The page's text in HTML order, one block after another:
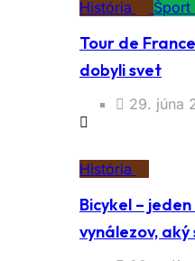
História Šport
Tour de
dobyli svet
29. júna
História
Bicykel –
vynálezov,